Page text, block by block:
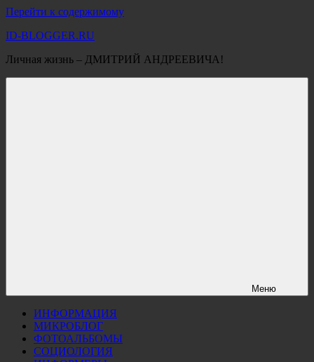
Перейти к содержимому
ID-BLOGGER.RU
Личная жизнь – ДМИТРИЙ АНДРЕЕВИЧА!
Меню
ИНФОРМАЦИЯ
МИКРОБЛОГ
ФОТОАЛЬБОМЫ
СОЦИОЛОГИЯ